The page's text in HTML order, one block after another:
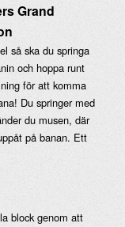
Grand
så ska du springa
och hoppa runt
för att komma
Du springer med
du musen, där
på banan. Ett
block genom att